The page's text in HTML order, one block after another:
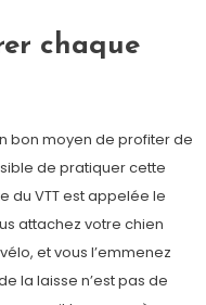
chaque
bon moyen de profiter de
de pratiquer cette
du VTT est appelée le
attachez votre chien
et vous l’emmenez
la laisse n’est pas de